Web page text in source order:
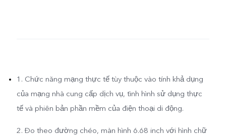
1. Chức năng mạng thực tế tùy thuộc vào tính khả dụng
của mạng nhà cung cấp dịch vụ, tình hình sử dụng thực
tế và phiên bản phần mềm của điện thoại di động.
2. Đo theo đường chéo, màn hình 6.68 inch với hình chữ